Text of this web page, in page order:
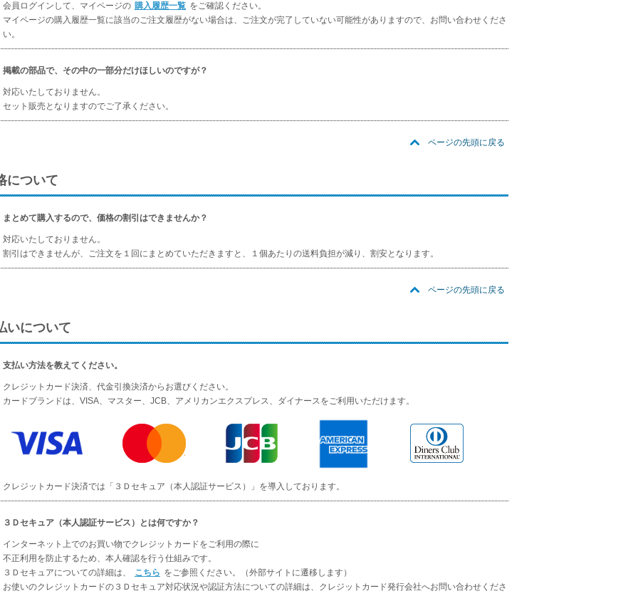
会員ログインして、マイページの 購入履歴一覧 をご確認ください。
マイページの購入履歴一覧に該当のご注文履歴がない場合は、ご注文が完了していない可能性がありますので、お問い合わせくださ
い。
掲載の部品で、その中の一部分だけほしいのですが？
対応いたしておりません。
セット販売となりますのでご了承ください。
ページの先頭に戻る
について
まとめて購入するので、価格の割引はできませんか？
対応いたしておりません。
割引はできませんが、ご注文を１回にまとめていただきますと、１個あたりの送料負担が減り、割安となります。
ページの先頭に戻る
いについて
支払い方法を教えてください。
クレジットカード決済、代金引換決済からお選びください。
カードブランドは、VISA、マスター、JCB、アメリカンエクスプレス、ダイナースをご利用いただけます。
クレジットカード決済では「３Ｄセキュア（本人認証サービス）」を導入しております。
３Ｄセキュア（本人認証サービス）とは何ですか？
インターネット上でのお買い物でクレジットカードをご利用の際に
不正利用を防止するため、本人確認を行う仕組みです。
３Ｄセキュアについての詳細は、
こちら をご参照ください。（外部サイトに遷移します）
お使いのクレジットカードの３Ｄセキュア対応状況や認証方法についての詳細は、クレジットカード発行会社へお問い合わせくださ